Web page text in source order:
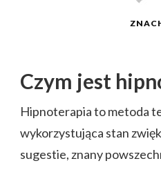
Czym jest
Hipnoterapia to metoda
wykorzystująca stan
sugestie, znany